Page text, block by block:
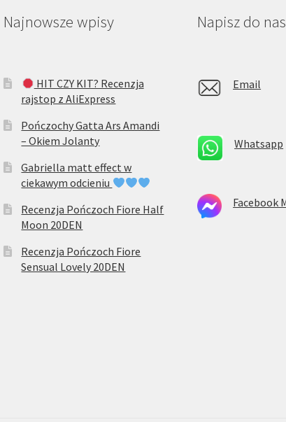
Najnowsze wpisy
HIT CZY KIT? Recenzja
rajstop z AliExpress
Pończochy Gatta Ars Amandi
– Okiem Jolanty
Gabriella matt effect w
ciekawym odcieniu
Recenzja Pończoch Fiore Half
Moon 20DEN
Recenzja Pończoch Fiore
Sensual Lovely 20DEN
Napisz do nas
Email
Whatsapp
Facebook